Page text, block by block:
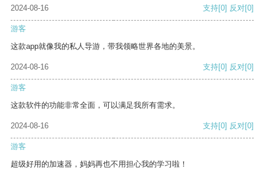
2024-08-16 支持[0] 反对[0]
游客
这款app就像我的私人导游，带我领略世界各地的美景。
2024-08-16 支持[0] 反对[0]
游客
这款软件的功能非常全面，可以满足我所有需求。
2024-08-16 支持[0] 反对[0]
游客
超级好用的加速器，妈妈再也不用担心我的学习啦！